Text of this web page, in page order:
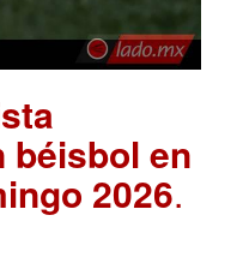
béisbol en
2026.